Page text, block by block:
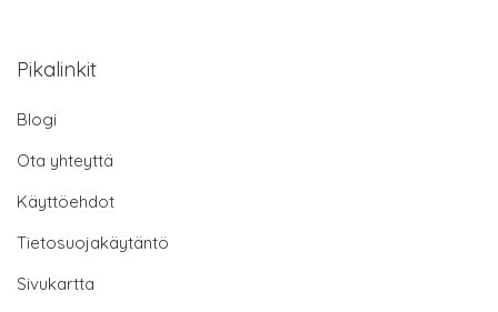
Pikalinkit
Blogi
Ota yhteyttä
Käyttöehdot
Tietosuojakäytäntö
Sivukartta